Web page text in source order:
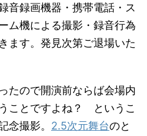
音録画機器・携帯電話・ス
ム機による撮影・録音行為
ます。発見次第ご退場いた
たので開演前ならば会場内
ことですよね？ というこ
念撮影。 2.5次元舞台のと